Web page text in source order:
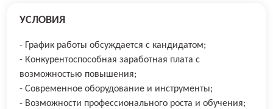
УСЛОВИЯ
- График работы обсуждается с кандидатом;
- Конкурентоспособная заработная плата с
возможностью повышения;
- Современное оборудование и инструменты;
- Возможности профессионального роста и обучения;